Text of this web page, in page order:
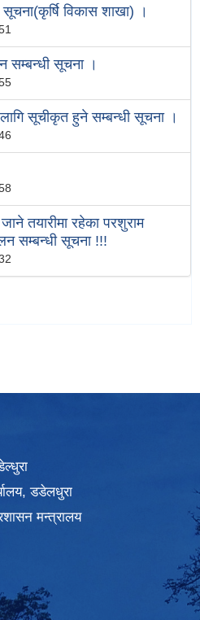
विकास शाखा) ।
सम्बन्धी सूचना ।
सूचीकृत हुने सम्बन्धी सूचना ।
तयारीमा रहेका परशुराम
सम्बन्धी सूचना !!!
डडेलधुरा
मन्त्रालय